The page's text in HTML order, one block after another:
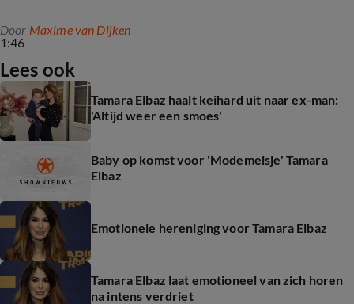
1:46
Door Maxime van Dijken
Lees ook
Tamara Elbaz haalt keihard uit naar ex-man:
'Altijd weer een smoes'
Baby op komst voor 'Modemeisje' Tamara
Elbaz
Emotionele hereniging voor Tamara Elbaz
Tamara Elbaz laat emotioneel van zich horen
na intens verdriet